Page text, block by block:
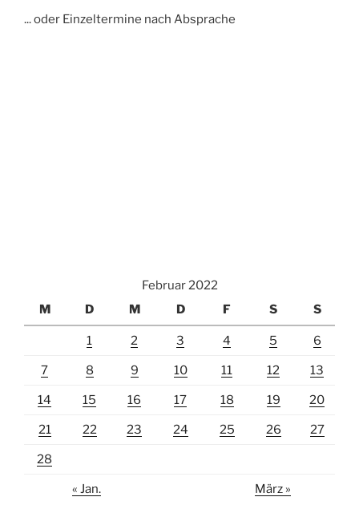
... oder Einzeltermine nach Absprache
Februar 2022
M
D M D F S S
1 2 3 4 5 6
7 8 9 10 11 12 13
14 15 16 17 18 19 20
21 22 23 24 25 26 27
28
« Jan. März »